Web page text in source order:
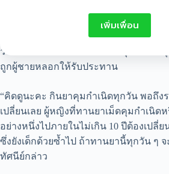
เพิ่มเพื่อน
เด็กผู้หญิงชั้น ม.5 คนหนึ่งมาเล่าให้ตนฟั
อากาศ ซึ่งแฟนมารับไปนอนด้วยทุกวัน พ
ก็ให้กินยาเม็ดขาว ๆ เม็ดหนึ่ง อยากจะรู้
ว่ายาเม็ดสีขาวดังกล่าวเป็นยาคุมกำเนิด
ถูกผู้ชายหลอกให้รับประทาน
“คิดดูนะคะ กินยาคุมกำเนิดทุกวัน พอถึงร
เปลี่ยนเลย ผู้หญิงที่ทานยาเม็ดคุมกำเนิด
อย่างหนึ่งไปภายในไม่เกิน 10 ปีต้องเปลี่
ซึ่งยังเด็กด้วยซ้ำไป ถ้าทานยานี้ทุกวัน ๆ จ
ทัศนีย์กล่าว